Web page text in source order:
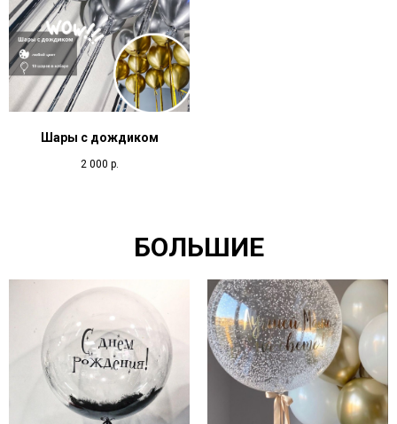
Шары с дождиком
2 000 р.
БОЛЬШИЕ